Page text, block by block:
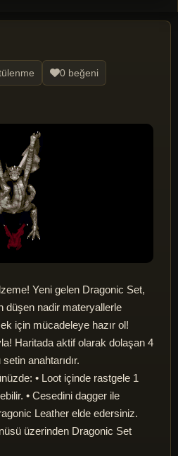
0 beğeni
Yeni gelen Dragonic Set,
düşen nadir materyallerle
için mücadeleye hazır ol!
Haritada aktif olarak dolaşan 4
anahtarıdır.
• Loot içinde rastgele 1
• Cesedini dagger ile
Leather elde edersiniz.
üzerinden Dragonic Set